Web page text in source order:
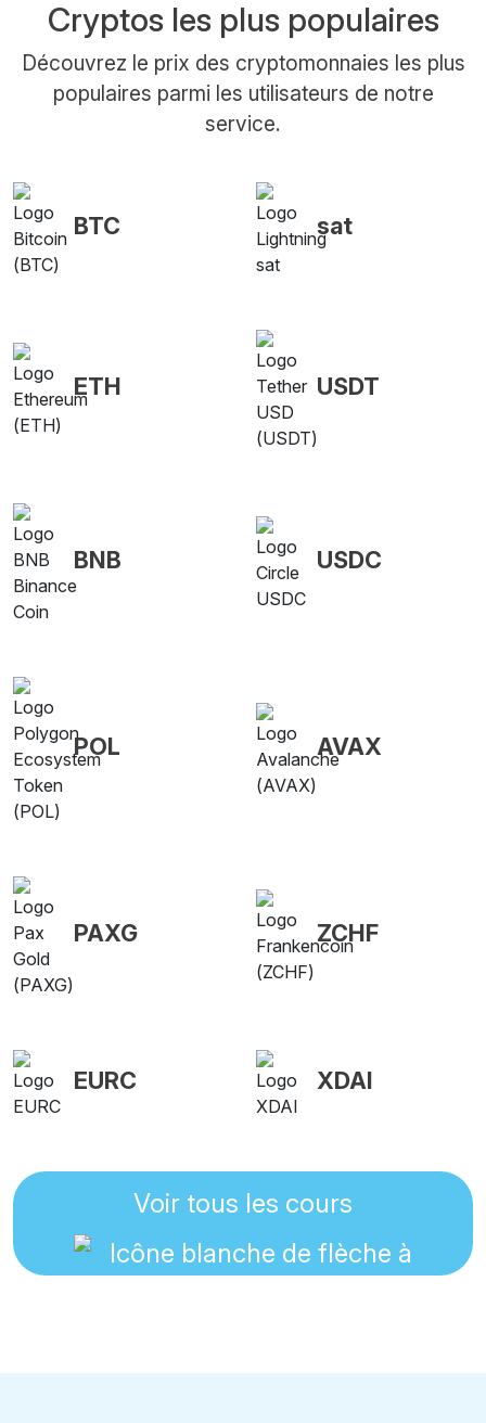
Cryptos les plus populaires
Découvrez le prix des cryptomonnaies les plus
populaires parmi les utilisateurs de notre
service.
BTC sat
ETH USDT
BNB USDC
POL AVAX
PAXG ZCHF
EURC XDAI
Voir tous les cours